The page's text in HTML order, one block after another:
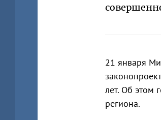
21 января
лет. Об этом
региона.